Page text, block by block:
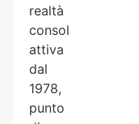
realtà
consolidata
attiva
dal
1978,
punto